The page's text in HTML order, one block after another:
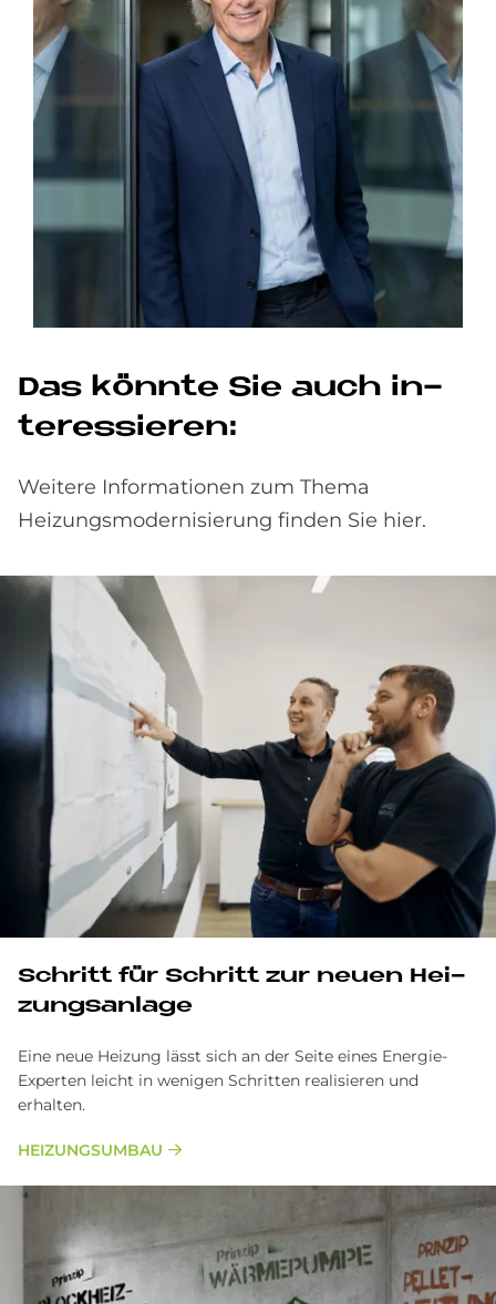
Das könn­te Sie auch in­
ter­es­sie­ren:
Weitere Informationen zum Thema
Heizungsmodernisierung finden Sie hier.
Schritt für Schritt zur neu­en Hei­
zungs­an­la­ge
Eine neue Heizung lässt sich an der Seite eines Energie-
Experten leicht in wenigen Schritten realisieren und
erhalten.
HEIZUNGSUMBAU